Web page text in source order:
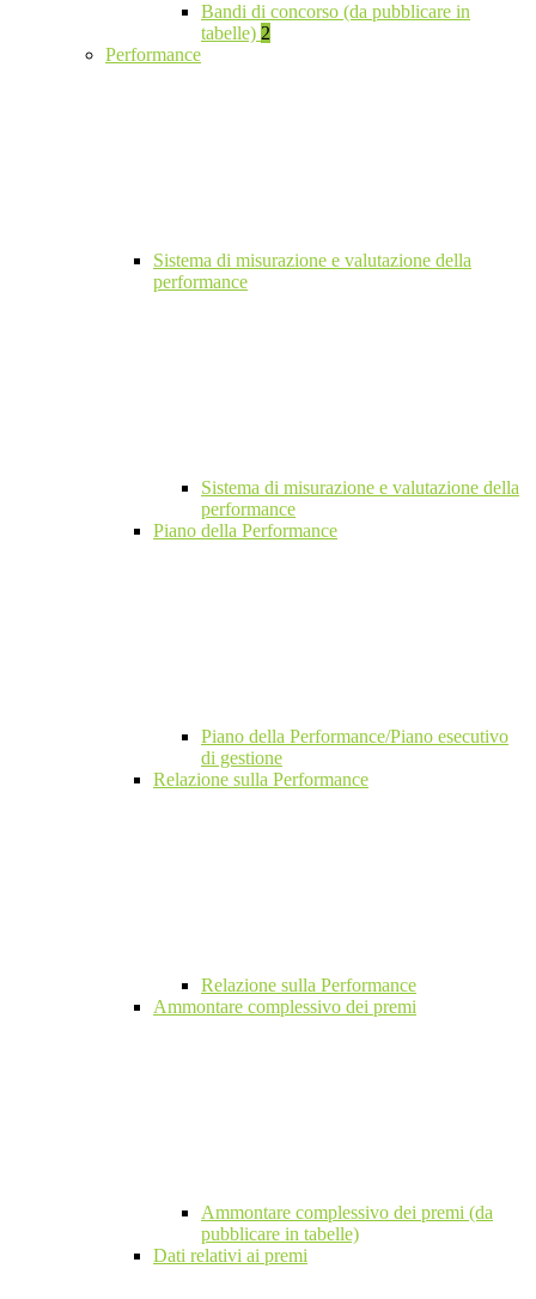
Bandi di concorso (da pubblicare in
tabelle) 2
Performance
Sistema di misurazione e valutazione della
performance
Sistema di misurazione e valutazione della
performance
Piano della Performance
Piano della Performance/Piano esecutivo
di gestione
Relazione sulla Performance
Relazione sulla Performance
Ammontare complessivo dei premi
Ammontare complessivo dei premi (da
pubblicare in tabelle)
Dati relativi ai premi